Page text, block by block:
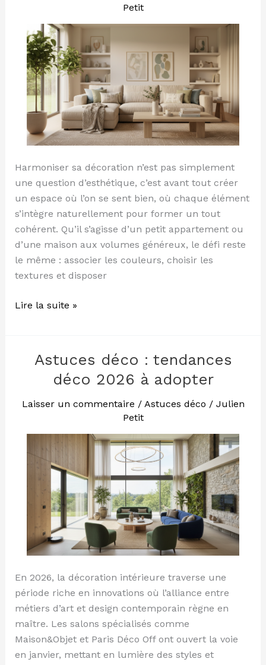
Petit
Harmoniser sa décoration n’est pas simplement
une question d’esthétique, c’est avant tout créer
un espace où l’on se sent bien, où chaque élément
s’intègre naturellement pour former un tout
cohérent. Qu’il s’agisse d’un petit appartement ou
d’une maison aux volumes généreux, le défi reste
le même : associer les couleurs, choisir les
textures et disposer
décoration
Lire la suite »
Astuces déco : tendances
déco 2026 à adopter
Laisser un commentaire / Astuces déco / Julien
Petit
En 2026, la décoration intérieure traverse une
période riche en innovations où l’alliance entre
métiers d’art et design contemporain règne en
maître. Les salons spécialisés comme
Maison&Objet et Paris Déco Off ont ouvert la voie
en janvier, mettant en lumière des styles et
Astuces
tendances
2026
adopter